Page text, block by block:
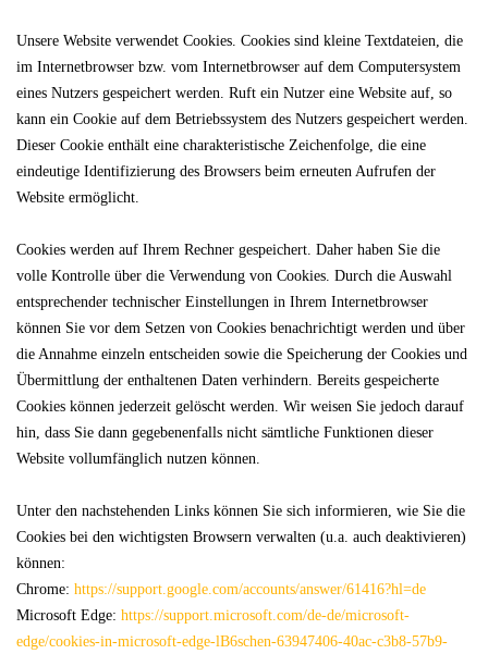
Unsere Website verwendet Cookies. Cookies sind kleine Textdateien, die
im Internetbrowser bzw. vom Internetbrowser auf dem Computersystem
eines Nutzers gespeichert werden. Ruft ein Nutzer eine Website auf, so
kann ein Cookie auf dem Betriebssystem des Nutzers gespeichert werden.
Dieser Cookie enthält eine charakteristische Zeichenfolge, die eine
eindeutige Identifizierung des Browsers beim erneuten Aufrufen der
Website ermöglicht.
Cookies werden auf Ihrem Rechner gespeichert. Daher haben Sie die
volle Kontrolle über die Verwendung von Cookies. Durch die Auswahl
entsprechender technischer Einstellungen in Ihrem Internetbrowser
können Sie vor dem Setzen von Cookies benachrichtigt werden und über
die Annahme einzeln entscheiden sowie die Speicherung der Cookies und
Übermittlung der enthaltenen Daten verhindern. Bereits gespeicherte
Cookies können jederzeit gelöscht werden. Wir weisen Sie jedoch darauf
hin, dass Sie dann gegebenenfalls nicht sämtliche Funktionen dieser
Website vollumfänglich nutzen können.
Unter den nachstehenden Links können Sie sich informieren, wie Sie die
Cookies bei den wichtigsten Browsern verwalten (u.a. auch deaktivieren)
können:
Chrome: https://support.google.com/accounts/answer/61416?hl=de
Microsoft Edge: https://support.microsoft.com/de-de/microsoft-
edge/cookies-in-microsoft-edge-lB6schen-63947406-40ac-c3b8-57b9-